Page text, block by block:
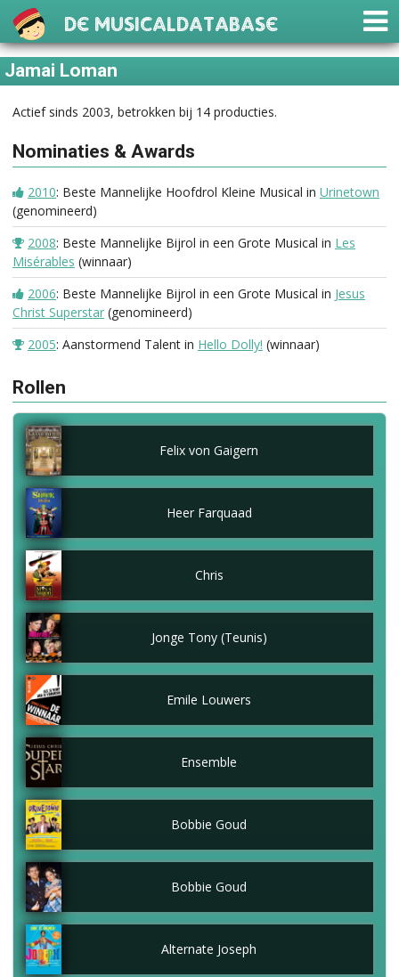
De Musicaldatabase
Jamai Loman
Actief sinds 2003, betrokken bij 14 producties.
Nominaties & Awards
2010: Beste Mannelijke Hoofdrol Kleine Musical in Urinetown
(genomineerd)
2008: Beste Mannelijke Bijrol in een Grote Musical in Les
Misérables (winnaar)
2006: Beste Mannelijke Bijrol in een Grote Musical in Jesus
Christ Superstar (genomineerd)
2005: Aanstormend Talent in Hello Dolly! (winnaar)
Rollen
Felix von Gaigern
Heer Farquaad
Chris
Jonge Tony (Teunis)
Emile Louwers
Ensemble
Bobbie Goud
Bobbie Goud
Alternate Joseph